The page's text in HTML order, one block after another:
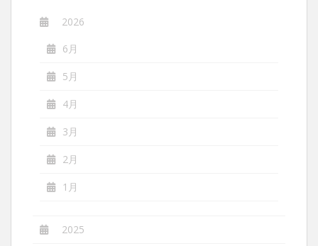
2026
6月
5月
4月
3月
2月
1月
2025